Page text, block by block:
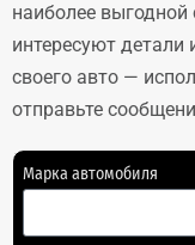
наиболее выгодной
интересуют детали
своего авто —
отправьте
Марка автомобиля